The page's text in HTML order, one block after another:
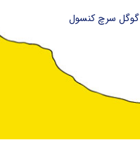
گوگل سرچ کنسول